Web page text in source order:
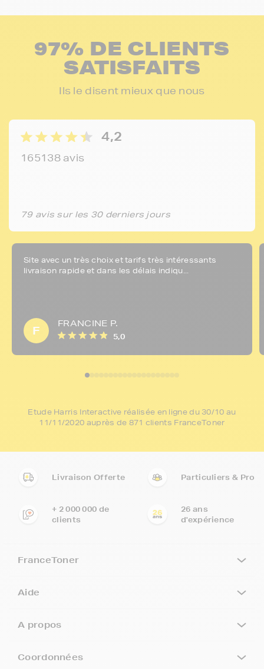
97% DE CLIENTS
SATISFAITS
Ils le disent mieux que nous
4,2
165138 avis
79 avis sur les 30 derniers jours
Site avec un très choix et tarifs très intéressants
livraison rapide et dans les délais indiqu...
F
FRANCINE P.
5,0
Etude Harris Interactive réalisée en ligne du 30/10 au
11/11/2020 auprès de 871 clients FranceToner
Livraison Offerte Particuliers & Pro
+ 2 000 000 de
clients
26 ans
d'expérience
FranceToner
Aide
A propos
Coordonnées